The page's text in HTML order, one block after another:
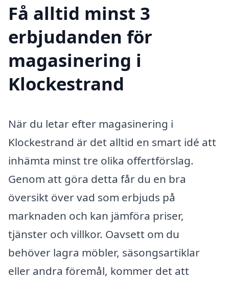
Få alltid minst 3
erbjudanden för
magasinering i
Klockestrand
När du letar efter magasinering i
Klockestrand är det alltid en smart idé att
inhämta minst tre olika offertförslag.
Genom att göra detta får du en bra
översikt över vad som erbjuds på
marknaden och kan jämföra priser,
tjänster och villkor. Oavsett om du
behöver lagra möbler, säsongsartiklar
eller andra föremål, kommer det att